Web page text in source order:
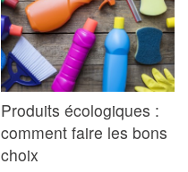
Produits écologiques :
comment faire les bons
choix